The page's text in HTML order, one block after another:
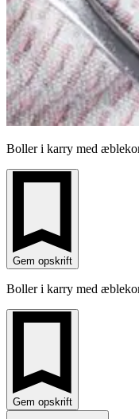
Boller i karry med
Gem opskrift
Boller i karry med
Gem opskrift